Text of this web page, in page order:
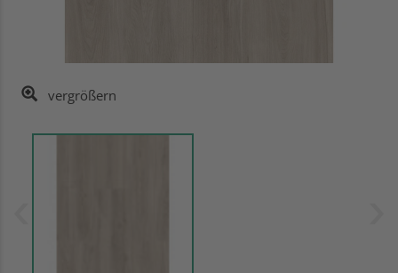
vergrößern